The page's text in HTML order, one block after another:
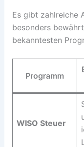
Es gibt zahlreiche
besonders
bekanntesten
Programm
WISO Steuer